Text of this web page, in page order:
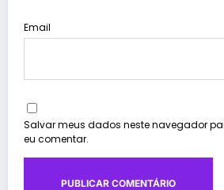
Email
Salvar meus dados neste navegador
eu comentar.